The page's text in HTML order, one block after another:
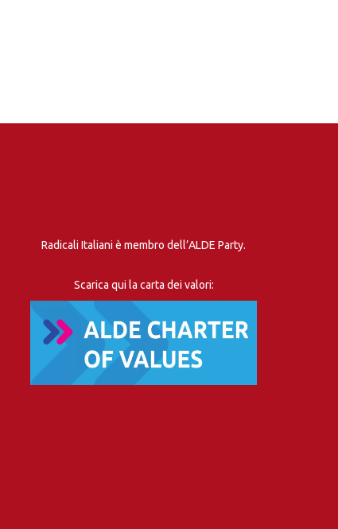
Radicali Italiani è membro dell’ALDE Party.
Scarica qui la carta dei valori: